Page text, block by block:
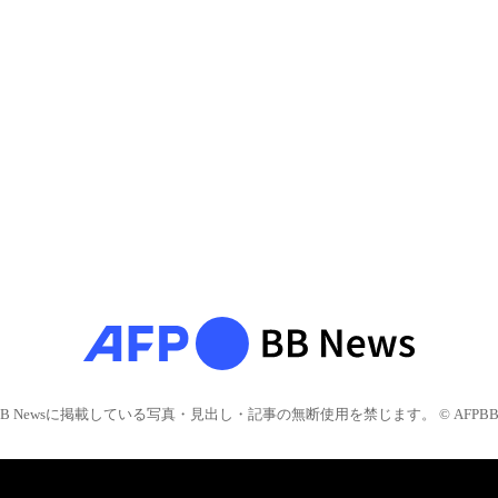
Newsに掲載している写真・見出し・記事の無断使用を禁じます。 © AFPBB